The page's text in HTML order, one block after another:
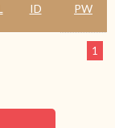
ID PW
1